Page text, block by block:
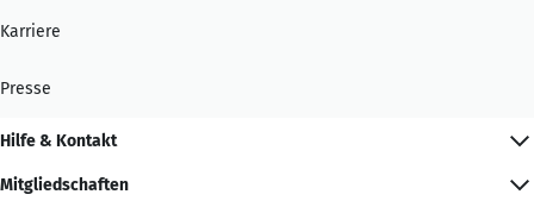
Karriere
Presse
Hilfe & Kontakt
Mitgliedschaften